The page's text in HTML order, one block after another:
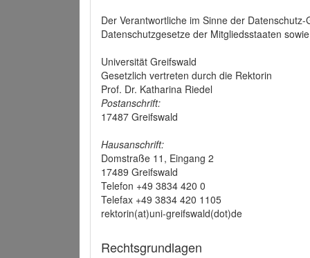
Der Verantwortliche im Sinne der
Datenschutzgesetze der Mitgliedsstaaten
Universität Greifswald
Gesetzlich vertreten durch die Rektorin
Prof. Dr. Katharina Riedel
Postanschrift:
17487 Greifswald
Hausanschrift:
Domstraße 11, Eingang 2
17489 Greifswald
Telefon +49 3834 420 0
Telefax +49 3834 420 1105
rektorin(at)uni-greifswald(dot)de
Rechtsgrundlagen